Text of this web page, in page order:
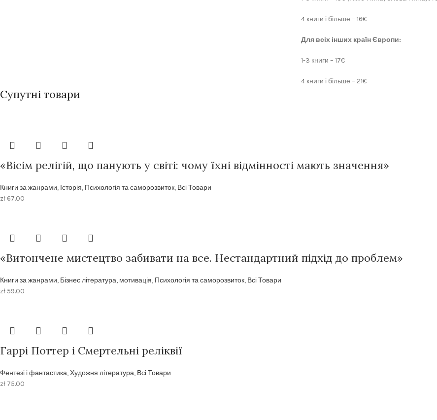
4 книги і більше – 16€
Для всіх інших країн Європи:
1-3 книги – 17€
4 книги і більше – 21€
Супутні товари
«Вісім релігій, що панують у світі: чому їхні відмінності мають значення»
Книги за жанрами, Історія, Психологія та саморозвиток, Всі Товари
zł 67.00
«Витончене мистецтво забивати на все. Нестандартний підхід до проблем»
Книги за жанрами, Бізнес література, мотивація, Психологія та саморозвиток, Всі Товари
zł 59.00
Гаррі Поттер і Смертельні реліквії
Фентезі і фантастика,Художня література, Всі Товари
zł 75.00